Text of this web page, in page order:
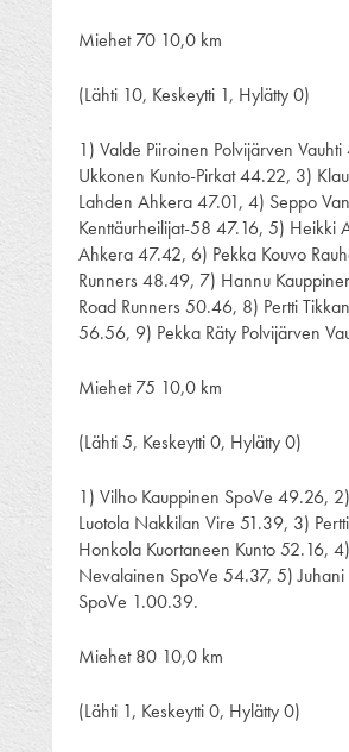
Miehet 70 10,0 km
(Lähti 10, Keskeytti 1, Hylätty 0)
1) Valde Piiroinen Polvijärven
Ukkonen Kunto-Pirkat 44.22, 3)
Lahden Ahkera 47.01, 4) Seppo
Kenttäurheilijat-58 47.16, 5) Heikki
Ahkera 47.42, 6) Pekka Kouvo
Runners 48.49, 7) Hannu
Road Runners 50.46, 8) Pertti
56.56, 9) Pekka Räty Polvijärven
Miehet 75 10,0 km
(Lähti 5, Keskeytti 0, Hylätty 0)
1) Vilho Kauppinen SpoVe 49.26,
Luotola Nakkilan Vire 51.39, 3)
Honkola Kuortaneen Kunto 52.16,
Nevalainen SpoVe 54.37, 5) Juhani
SpoVe 1.00.39.
Miehet 80 10,0 km
(Lähti 1, Keskeytti 0, Hylätty 0)